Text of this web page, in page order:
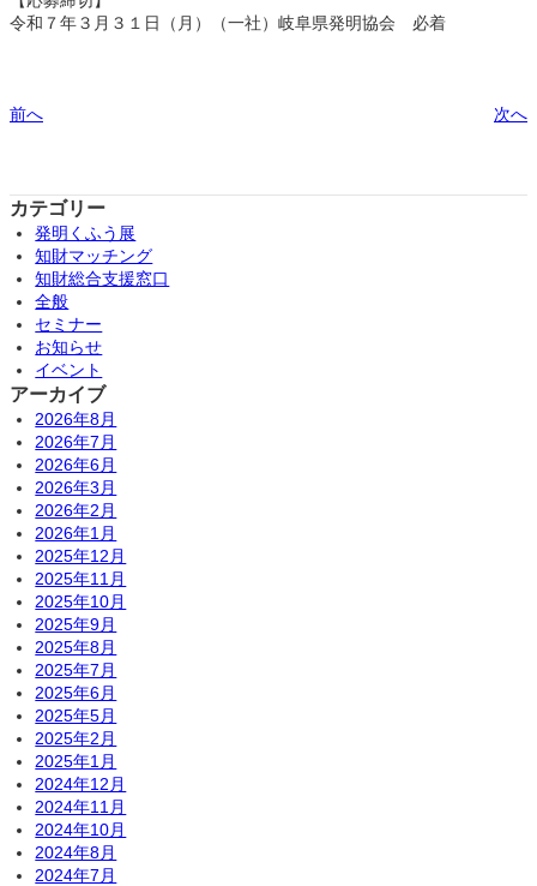
令和７年３月３１日（月）（一社）岐阜県発明協会 必着
前へ 次へ
カテゴリー
発明くふう展
知財マッチング
知財総合支援窓口
全般
セミナー
お知らせ
イベント
アーカイブ
2026年8月
2026年7月
2026年6月
2026年3月
2026年2月
2026年1月
2025年12月
2025年11月
2025年10月
2025年9月
2025年8月
2025年7月
2025年6月
2025年5月
2025年2月
2025年1月
2024年12月
2024年11月
2024年10月
2024年8月
2024年7月